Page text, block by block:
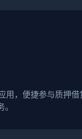
用，便捷参与质押借